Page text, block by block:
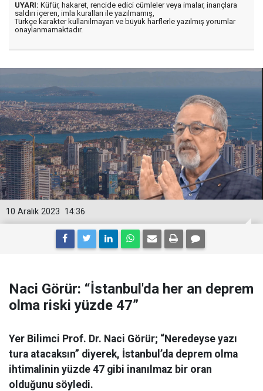
UYARI: Küfür, hakaret, rencide edici cümleler veya imalar, inançlara
saldırı içeren, imla kuralları ile yazılmamış,
Türkçe karakter kullanılmayan ve büyük harflerle yazılmış yorumlar
onaylanmamaktadır.
14:36
10 Aralık 2023
Naci Görür: “İstanbul'da her an deprem
olma riski yüzde 47”
Yer Bilimci Prof. Dr. Naci Görür; “Neredeyse yazı
tura atacaksın” diyerek, İstanbul’da deprem olma
ihtimalinin yüzde 47 gibi inanılmaz bir oran
olduğunu söyledi.